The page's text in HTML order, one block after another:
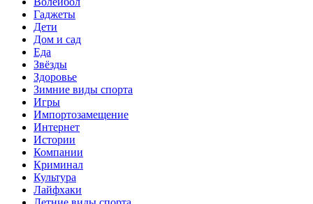
Гаджеты
Дети
Дом и сад
Еда
Звёзды
Здоровье
Зимние виды спорта
Игры
Импортозамещение
Интернет
Истории
Компании
Криминал
Культура
Лайфхаки